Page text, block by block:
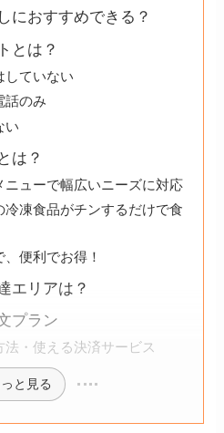
におすすめできる？
とは？
していない
話のみ
い
は？
ニューで幅広いニーズに対応
冷凍食品がチンするだけで食
便利でお得！
エリアは？
プラン
・使える決済サービス
と見る